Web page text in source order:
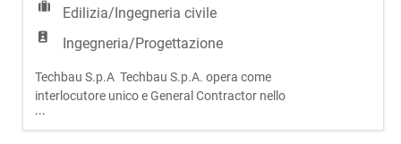
lavoro
il
CV
Login
Lingua
Edilizia/Ingegneria civile
Ingegneria/Progettazione
Techbau S.p.A Techbau S.p.A. opera come
interlocutore unico e General Contractor nello
sviluppo e nella realizzazione di progetti complessi
in ambito civile e infrastrutturale. Attraverso un
...